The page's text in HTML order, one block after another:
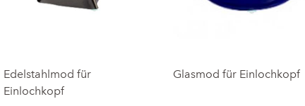
Edelstahlmod für
Einlochkopf
Glasmod für Einlochkopf